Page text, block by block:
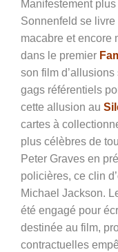
Manifestement
Sonnenfeld se
macabre et encore
dans le premier
son film
gags référentiels
cette allusion au
cartes à
plus célèbres de
Peter Graves en
policières, ce clin
Michael Jackson.
été engagé pour
destinée au film,
contractuelles